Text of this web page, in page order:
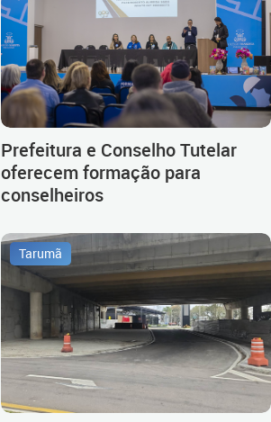
Prefeitura e Conselho Tutelar
oferecem formação para
conselheiros
Tarumã